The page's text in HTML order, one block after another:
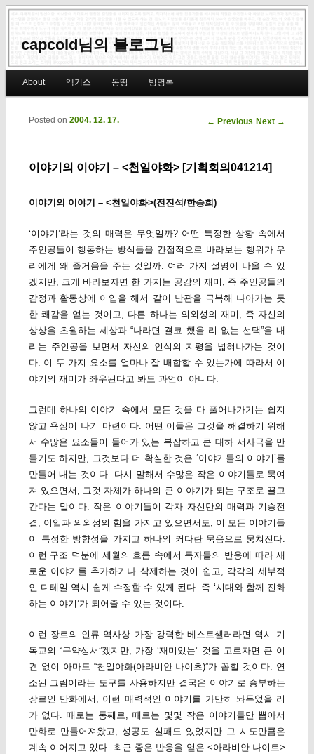
capcold님의 블로그님
Skip to primary content
Skip to secondary content
About 엑기스 몽땅 방명록
Post navigation
← Previous Next →
이야기의 이야기 – <천일야화> [기획회의041214]
Posted on 2004. 12. 17.
이야기의 이야기 – <천일야화>(전진석/한승희)
‘이야기’라는 것의 매력은 무엇일까? 어떤 특정한 상황 속에서
주인공들이 행동하는 방식들을 간접적으로 바라보는 행위가 우
리에게 왜 즐거움을 주는 것일까. 여러 가지 설명이 나올 수 있
겠지만, 크게 바라보자면 한 가지는 공감의 재미, 즉 주인공들의
감정과 활동상에 이입을 해서 같이 난관을 극복해 나아가는 듯
한 쾌감을 얻는 것이고, 다른 하나는 의외성의 재미, 즉 자신의
상상을 초월하는 세상과 “나라면 결코 했을 리 없는 선택”을 내
리는 주인공을 보면서 자신의 인식의 지평을 넓혀나가는 것이
다. 이 두 가지 요소를 얼마나 잘 배합할 수 있는가에 따라서 이
야기의 재미가 좌우된다고 봐도 과언이 아니다.
그런데 하나의 이야기 속에서 모든 것을 다 풀어나가기는 쉽지
않고 욕심이 나기 마련이다. 어떤 이들은 그것을 해결하기 위해
서 수많은 요소들이 들어가 있는 복잡하고 큰 대하 서사극을 만
들기도 하지만, 그것보다 더 확실한 것은 ‘이야기들의 이야기’를
만들어 내는 것이다. 다시 말해서 수많은 작은 이야기들로 묶여
져 있으면서, 그것 자체가 하나의 큰 이야기가 되는 구조로 끌고
간다는 말이다. 작은 이야기들이 각자 자신만의 매력과 기승전
결, 이입과 의외성의 힘을 가지고 있으면서도, 이 모든 이야기들
이 특정한 방향성을 가지고 하나의 커다란 묶음으로 뭉쳐진다.
이런 구조 덕분에 세월의 흐름 속에서 독자들의 반응에 따라 새
로운 이야기를 추가하거나 삭제하는 것이 쉽고, 각각의 세부적
인 디테일 역시 쉽게 수정할 수 있게 된다. 즉 ‘시대와 함께 진화
하는 이야기’가 되어줄 수 있는 것이다.
이런 장르의 인류 역사상 가장 강력한 베스트셀러라면 역시 기
독교의 “구약성서”겠지만, 가장 ‘재미있는’ 것을 고르자면 큰 이
견 없이 아마도 “천일야화(아라비안 나이츠)”가 꼽힐 것이다. 연
소된 그림이라는 도구를 사용하지만 결국은 이야기로 승부하는
장르인 만화에서, 이런 매력적인 이야기를 가만히 놔두었을 리
가 없다. 때로는 통째로, 때로는 몇몇 작은 이야기들만 뽑아서
만화로 만들어져왔고, 성공도 실패도 있었지만 그 시도만큼은
계속 이어지고 있다. 최근 좋은 반응을 얻은 <아라비안 나이트>